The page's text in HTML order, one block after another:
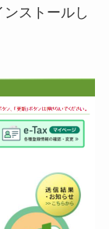
ストールし